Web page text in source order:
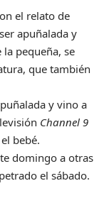
el relato de
apuñalada y
pequeña, se
que también
y vino a
Channel 9
bebé.
domingo a otras
el sábado.